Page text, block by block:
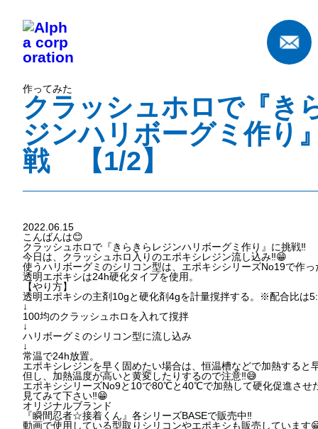
作ってみた
クラッシュホロで『き
ジンハリボーグミ作り
戦 【1/2】
2022.06.15
こんばんは😊
クラッシュホロで『きらきらレジンハリボーグミ作り』に挑戦‼️
今日は、クラッシュホロ入りのエポキシレジン流し込み‼️😁
使うハリボーグミのシリコン型は、エポキシシリーズNo19で作
透明エポキシは24h硬化タイプを使用。
【やり方】
透明エポキシの主剤10gと硬化剤4gを計量撹拌する。※配合比は
↓
100均のクラッシュホロを入れて撹拌
↓
ハリボーグミのシリコン型に流し込み
↓
常温で24h放置。
エポキシレジンを早く固めたい場合は、恒温槽などで加熱すると
但し、加熱温度が高いと黄変したりするので注意‼️😅
エポキシシリーズNo9と10で80℃と40℃で加熱して硬化促進させ
見てみて下さい‼️😁
オリジナルブランド
『瞬間忍者☆接着くん』各シリーズBASEで販売中‼️
動画で使用している型取りシリコンやエポキシも販売しています